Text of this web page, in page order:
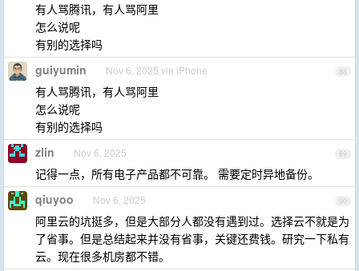
有人骂腾讯，有人骂阿里
怎么说呢
有别的选择吗
88
guiyumin Nov 6, 2025 via iPhone
有人骂腾讯，有人骂阿里
怎么说呢
有别的选择吗
89
zlin Nov 6, 2025
记得一点，所有电子产品都不可靠。 需要定时异地备份。
90
qiuyoo Nov 6, 2025
阿里云的坑挺多，但是大部分人都没有遇到过。选择云不就是为
了省事。但是总结起来并没有省事，关键还费钱。研究一下私有
云。现在很多机房都不错。